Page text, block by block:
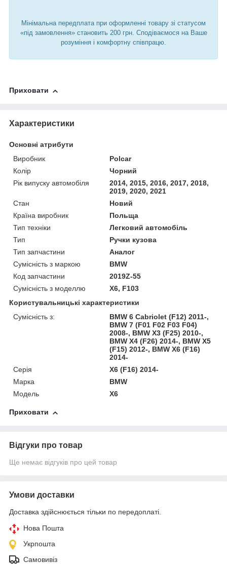
Мінімальна передплата при оформленні товару зі статусом
«під замовлення» становить 200 грн. Сподіваємося на Ваше
розуміння і комфортну співпрацю.
Приховати
Характеристики
Основні атрибути
Виробник
Polcar
Колір
Чорний
Рік випуску автомобіля
2014, 2015, 2016, 2017, 2018,
2019, 2020, 2021
Стан
Новий
Країна виробник
Польща
Тип техніки
Легковий автомобіль
Тип
Ручки кузова
Тип запчастини
Аналог
Сумісність з маркою
BMW
Код запчастини
2019Z-55
Сумісність з моделлю
X6, F103
Користувальницькі характеристики
Сумісність з:
BMW 6 Cabriolet (F12) 2011-,
BMW 7 (F01 F02 F03 F04)
2008-, BMW X3 (F25) 2010-,
BMW X4 (F26) 2014-, BMW X5
(F15) 2012-, BMW X6 (F16)
2014-
Серія
X6 (F16) 2014-
Марка
BMW
Модель
X6
Приховати
Відгуки про товар
Ще немає відгуків про цей товар
Умови доставки
Доставка здійснюється тільки по передоплаті.
Нова Пошта
Укрпошта
Самовивіз